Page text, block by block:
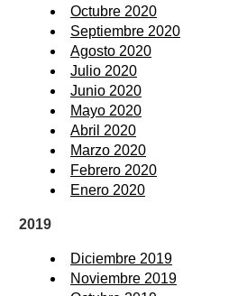
Octubre 2020
Septiembre 2020
Agosto 2020
Julio 2020
Junio 2020
Mayo 2020
Abril 2020
Marzo 2020
Febrero 2020
Enero 2020
2019
Diciembre 2019
Noviembre 2019